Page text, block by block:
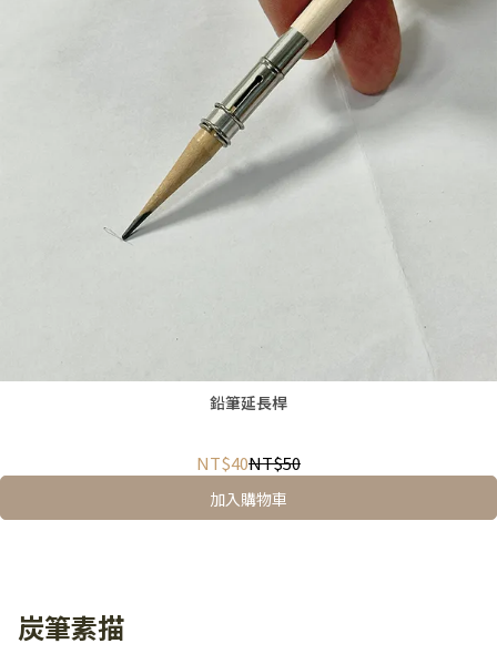
鉛筆延長桿
NT$40NT$50
加入購物車
炭筆素描